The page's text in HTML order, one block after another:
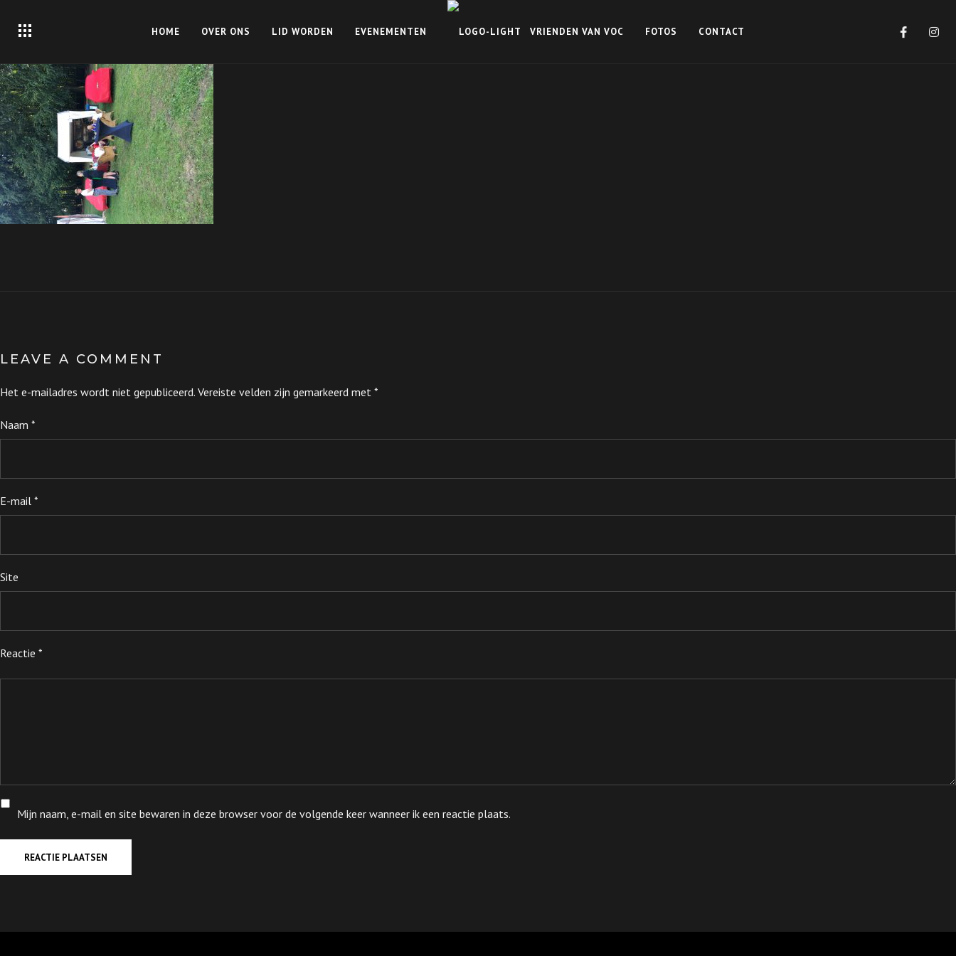
HOME OVER ONS LID WORDEN EVENEMENTEN VRIENDEN VAN VOC FOTOS CONTACT
LEAVE A COMMENT
Het e-mailadres wordt niet gepubliceerd. Vereiste velden zijn gemarkeerd met *
Naam *
E-mail *
Site
Reactie *
Mijn naam, e-mail en site bewaren in deze browser voor de volgende keer wanneer ik een reactie plaats.